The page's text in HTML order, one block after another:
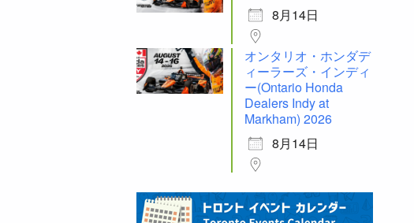
8月14日
オンタリオ・ホンダデ
ィーラーズ・インディ
ー(Ontario Honda
Dealers Indy at
Markham) 2026
8月14日